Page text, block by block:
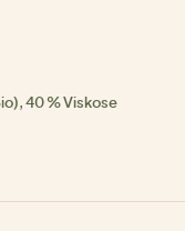
40 % Viskose